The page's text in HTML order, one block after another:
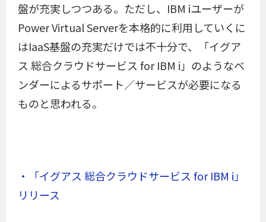
盤が充実しつつある。ただし、IBM iユーザーが
Power Virtual Serverを本格的に利用していくに
はIaaS基盤の充実だけでは不十分で、「イグア
ス 総合クラウドサービス for IBM i」のようなベ
ンダーによるサポート／サービスが必要になる
ものと思われる。
・「イグアス 総合クラウドサービス for IBM i」
リリース